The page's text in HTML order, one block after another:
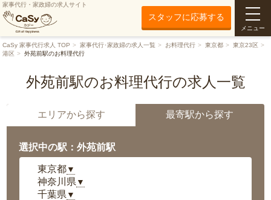
家事代行・家政婦の求人サイト
スタッフに応募する
メニュー
CaSy 家事代行求人 TOP 家事代行･家政婦の求人一覧 お料理代行 東京都
東京23区
港区
外苑前駅のお料理代行
外苑前駅のお料理代行の求人一覧
エリアから探す 最寄駅から探す
選択中の駅：外苑前駅
東京都▼
神奈川県 ▼
千葉県 ▼